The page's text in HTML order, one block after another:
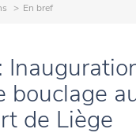
En bref
bouclage
de Liège